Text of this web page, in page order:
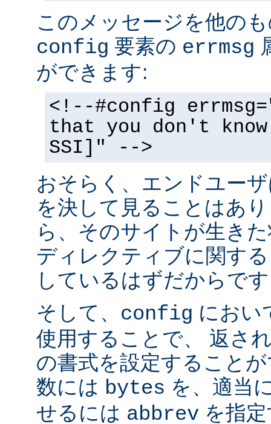
このメッセージを他の
config 要素の errmsg
ができます:
<!--#config
that you don't
SSI]" -->
おそらく、エンドユー
を決して見ることはあ
ら、そのサイトが生き
ディレクティブに関す
しているはずだからで
そして、 config にお
使用することで、 返さ
の書式を設定すること
数には bytes を、適当
せるには abbrev を指